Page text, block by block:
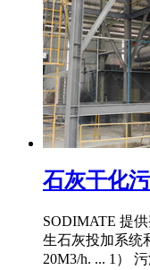
石灰干化
SODIMATE 提
生石灰投加系统
20M3/h. ... 1）